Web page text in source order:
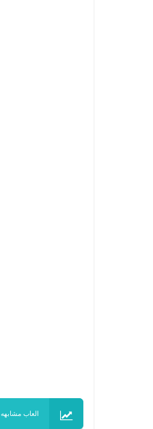
العاب مشابهه